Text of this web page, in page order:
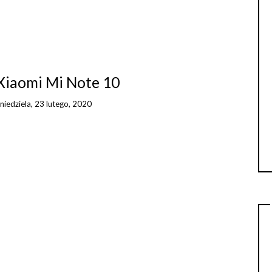
Mi Note 10
niedziela, 23 lutego, 2020